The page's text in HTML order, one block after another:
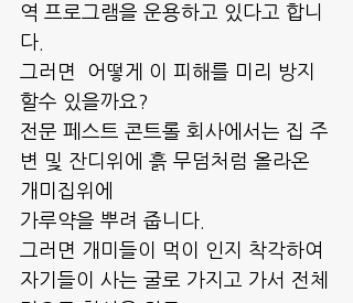
역 프로그램을 운용하고 있다고 합니
다.
그러면  어떻게 이 피해를 미리 방지
할수 있을까요?
전문 페스트 콘트롤 회사에서는 집 주
변 및 잔디위에 흙 무덤처럼 올라온
개미집위에
가루약을 뿌려 줍니다.
그러면 개미들이 먹이 인지 착각하여
자기들이 사는 굴로 가지고 가서 전체